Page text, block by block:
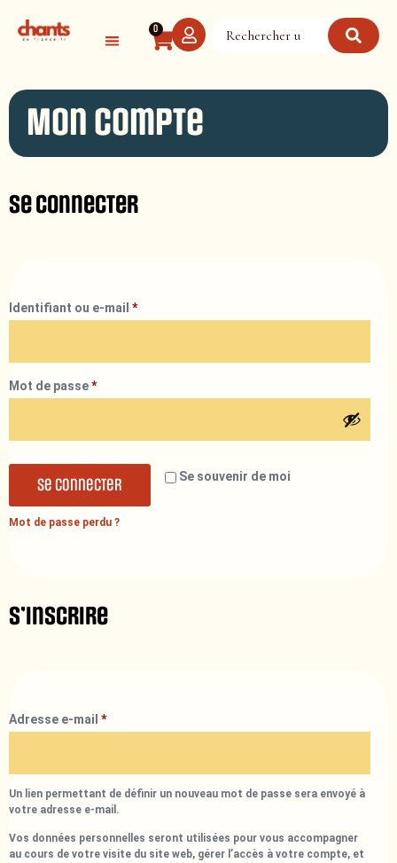
0
Mon compte
Se connecter
Identifiant ou e-mail *
Mot de passe*
Se souvenir de moi
Se connecter
Mot de passe perdu ?
S’inscrire
Adresse e-mail *
Un lien permettant de définir un nouveau mot de passe sera envoyé à
votre adresse e-mail.
Vos données personnelles seront utilisées pour vous accompagner
au cours de votre visite du site web, gérer l’accès à votre compte, et